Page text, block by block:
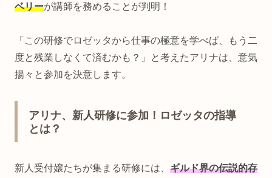
ベリーが講師を務めることが判明！
「この研修でロゼッタから仕事の極意を学べば、もう二
度と残業しなくて済むかも？」と考えたアリナは、意気
揚々と参加を決意します。
アリナ、新人研修に参加！ロゼッタの指導
とは？
新人受付嬢たちが集まる研修には、 ギルド界の伝説的存